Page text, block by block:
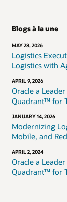
Blogs à la une
MAY 28, 2026
Logistics
Logistics with
APRIL 9, 2026
Oracle a
Quadrant™ for
JANUARY 14, 2026
Modernizing
Mobile, and
APRIL 2, 2024
Oracle a
Quadrant™ for